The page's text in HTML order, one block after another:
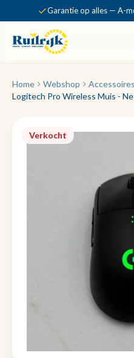
Garantie op alles — A-
Home Webshop
Accessoires
Logitech Pro Wireless Muis -
Verkocht